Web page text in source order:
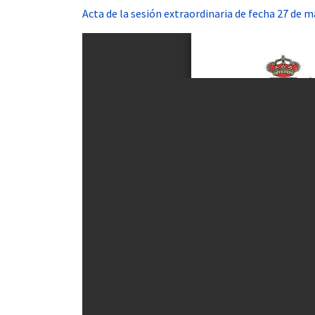
Acta de la sesión extraordinaria de fecha 27 de